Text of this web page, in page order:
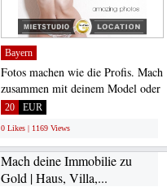
Bayern
Fotos machen wie die Profis. Mach
zusammen mit deinem Model oder
Freunden atemberaubende...
20 EUR
0 Likes | 1169 Views
Mach deine Immobilie zu
Gold | Haus, Villa,...